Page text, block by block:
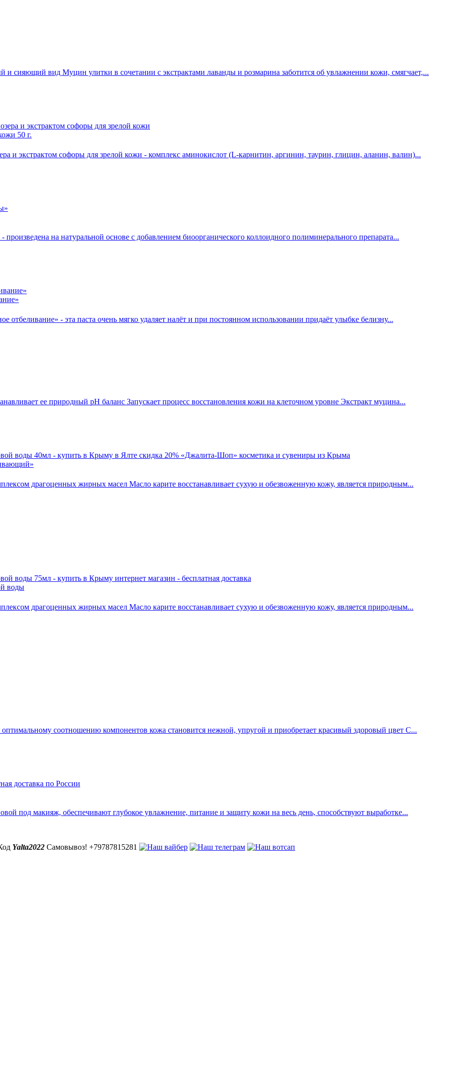
и сияющий вид Муцин улитки в сочетании с экстрактами лаванды и розмарина заботится об увлажнении кожи, смягчает,...
50 г.
и экстрактом софоры для зрелой кожи - комплекс аминокислот (L-карнитин, аргинин, таурин, глицин, аланин, валин)...
на натуральной основе с добавлением биоорганического коллоидного полиминерального препарата...
- эта паста очень мягко удаляет налёт и при постоянном использовании придаёт улыбке белизну...
ее природный рН баланс Запускает процесс восстановления кожи на клеточном уровне Экстракт муцина...
драгоценных жирных масел Масло карите восстанавливает сухую и обезвоженную кожу, является природным...
воды
драгоценных жирных масел Масло карите восстанавливает сухую и обезвоженную кожу, является природным...
соотношению компонентов кожа становится нежной, упругой и приобретает красивый здоровый цвет С...
под макияж, обеспечивают глубокое увлажнение, питание и защиту кожи на весь день, способствуют выработке...
Yalta2022 Самовывоз! +79787815281